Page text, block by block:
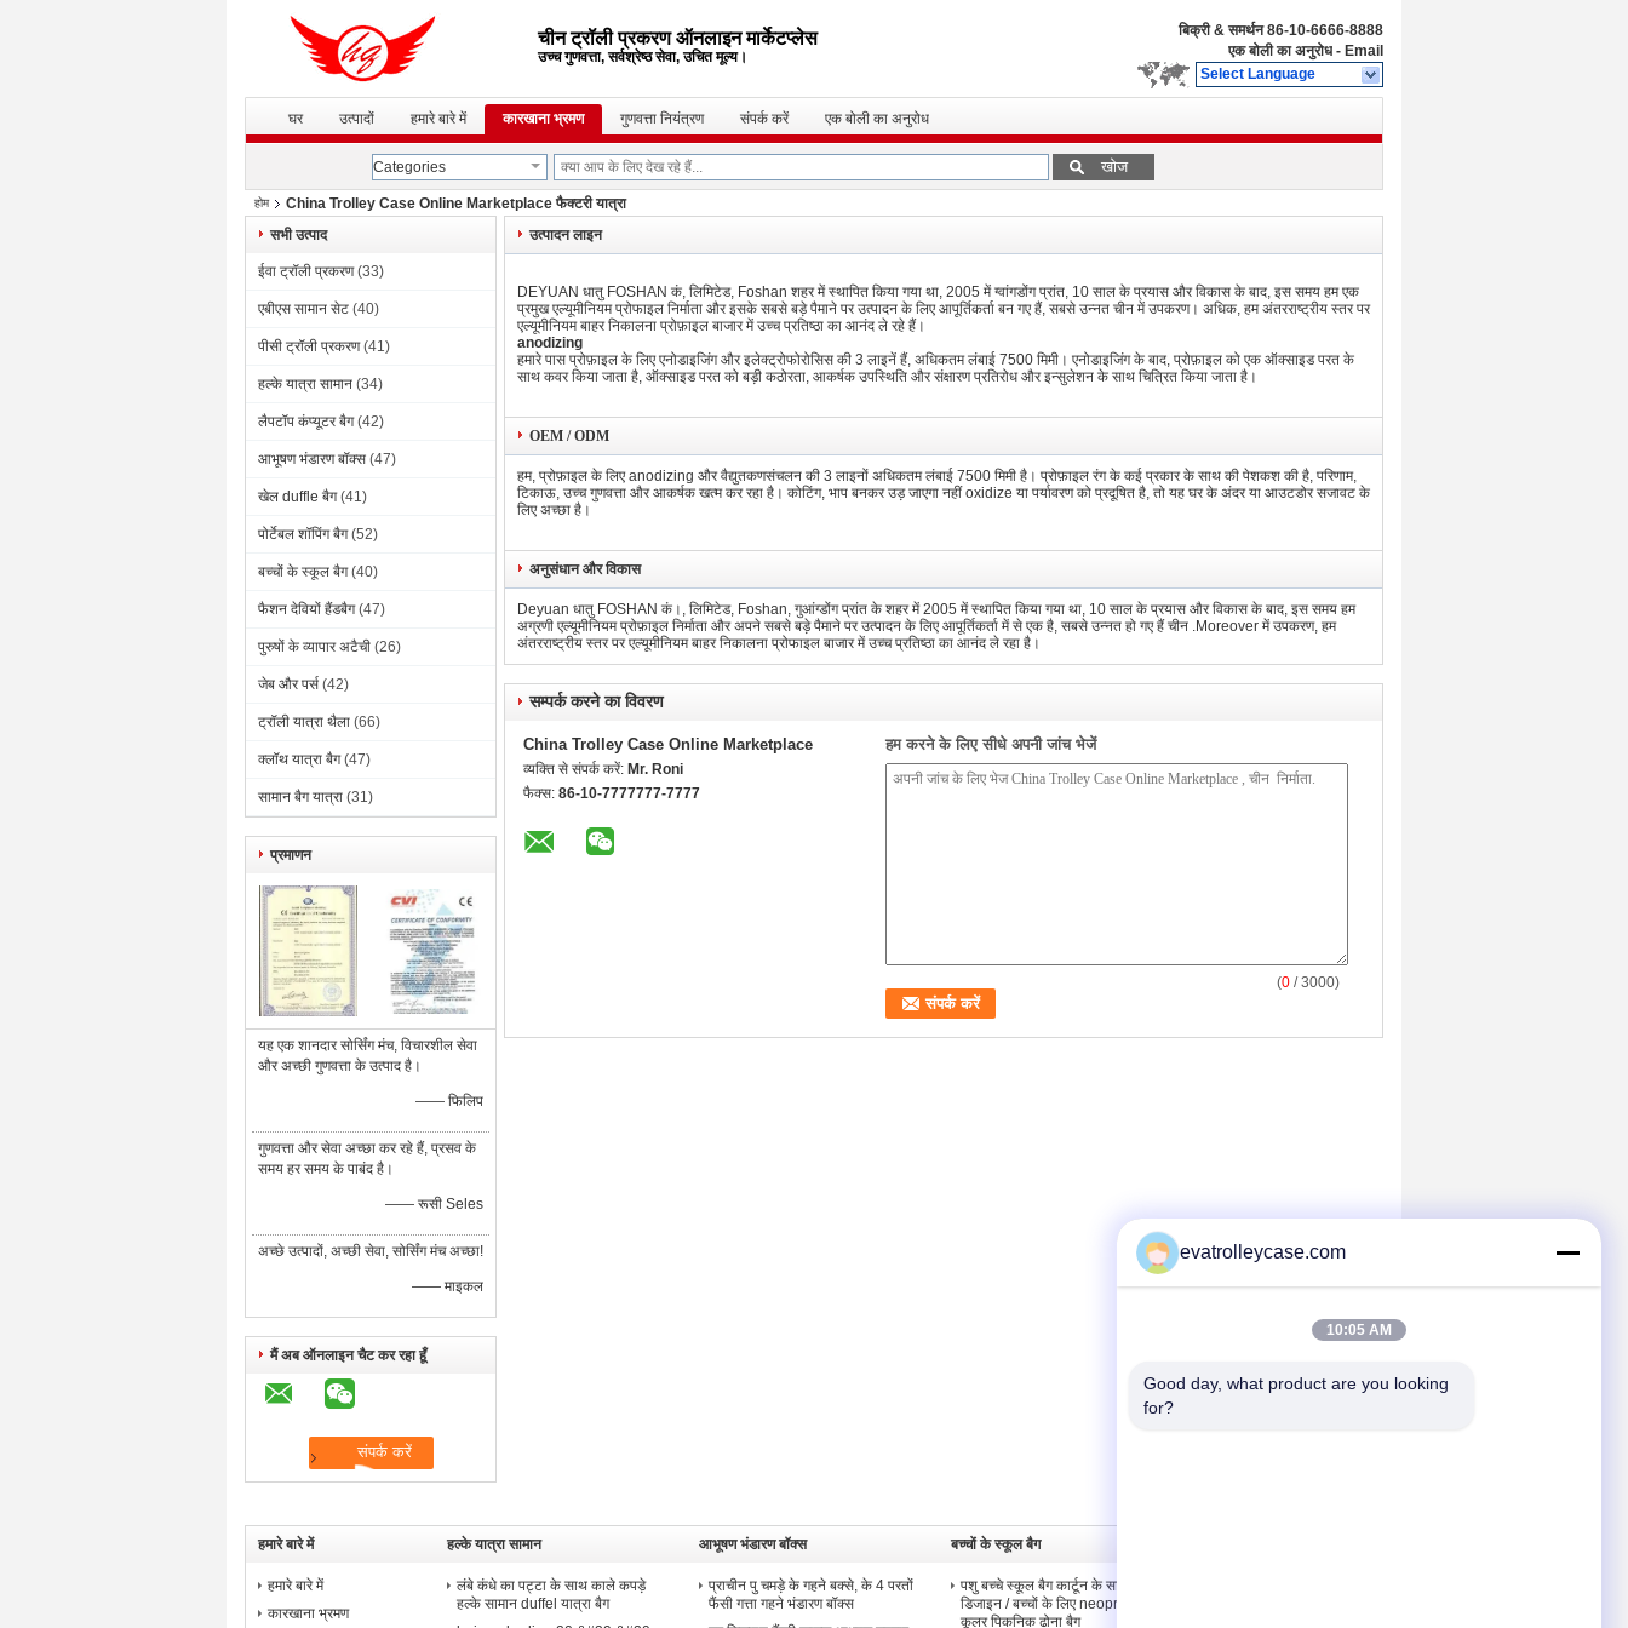
चीन ट्रॉली प्रकरण ऑनलाइन मार्केटप्लेस
उच्च गुणवत्ता, सर्वश्रेष्ठ सेवा, उचित मूल्य।
बिक्री & समर्थन86-10-6666-8888
एक बोली का अनुरोध - Email
Select Language
घर उत्पादों हमारे बारे में कारखाना भ्रमण गुणवत्ता नियंत्रण संपर्क करें एक बोली का अनुरोध
Categories खोज
होम
China Trolley Case Online Marketplace फैक्टरी यात्रा
सभी उत्पाद
ईवा ट्रॉली प्रकरण (33)
एबीएस सामान सेट (40)
पीसी ट्रॉली प्रकरण (41)
हल्के यात्रा सामान (34)
लैपटॉप कंप्यूटर बैग (42)
आभूषण भंडारण बॉक्स (47)
खेल duffle बैग (41)
पोर्टेबल शॉपिंग बैग (52)
बच्चों के स्कूल बैग (40)
फैशन देवियों हैंडबैग (47)
पुरुषों के व्यापार अटैची (26)
जेब और पर्स (42)
ट्रॉली यात्रा थैला (66)
क्लॉथ यात्रा बैग (47)
सामान बैग यात्रा (31)
प्रमाणन
यह एक शानदार सोर्सिंग मंच, विचारशील सेवा
और अच्छी गुणवत्ता के उत्पाद है।
—— फिलिप
गुणवत्ता और सेवा अच्छा कर रहे हैं, प्रसव के
समय हर समय के पाबंद है।
—— रूसी Seles
अच्छे उत्पादों, अच्छी सेवा, सोर्सिंग मंच अच्छा!
—— माइकल
मैं अब ऑनलाइन चैट कर रहा हूँ
उत्पादन लाइन
DEYUAN धातु FOSHAN कं, लिमिटेड, Foshan शहर में स्थापित किया गया था, 2005 में ग्वांगडोंग प्रांत, 10 साल के प्रयास और विकास के बाद, इस समय हम एक
प्रमुख एल्यूमीनियम प्रोफाइल निर्माता और इसके सबसे बड़े पैमाने पर उत्पादन के लिए आपूर्तिकर्ता बन गए हैं, सबसे उन्नत चीन में उपकरण। अधिक, हम अंतरराष्ट्रीय स्तर पर
एल्यूमीनियम बाहर निकालना प्रोफ़ाइल बाजार में उच्च प्रतिष्ठा का आनंद ले रहे हैं।
anodizing
हमारे पास प्रोफ़ाइल के लिए एनोडाइजिंग और इलेक्ट्रोफोरोसिस की 3 लाइनें हैं, अधिकतम लंबाई 7500 मिमी। एनोडाइजिंग के बाद, प्रोफ़ाइल को एक ऑक्साइड परत के
साथ कवर किया जाता है, ऑक्साइड परत को बड़ी कठोरता, आकर्षक उपस्थिति और संक्षारण प्रतिरोध और इन्सुलेशन के साथ चित्रित किया जाता है।
OEM / ODM
हम, प्रोफ़ाइल के लिए anodizing और वैद्युतकणसंचलन की 3 लाइनों अधिकतम लंबाई 7500 मिमी है। प्रोफ़ाइल रंग के कई प्रकार के साथ की पेशकश की है, परिणाम,
टिकाऊ, उच्च गुणवत्ता और आकर्षक खत्म कर रहा है। कोटिंग, भाप बनकर उड़ जाएगा नहीं oxidize या पर्यावरण को प्रदूषित है, तो यह घर के अंदर या आउटडोर सजावट के
लिए अच्छा है।
अनुसंधान और विकास
Deyuan धातु FOSHAN कं।, लिमिटेड, Foshan, गुआंग्डोंग प्रांत के शहर में 2005 में स्थापित किया गया था, 10 साल के प्रयास और विकास के बाद, इस समय हम
अग्रणी एल्यूमीनियम प्रोफ़ाइल निर्माता और अपने सबसे बड़े पैमाने पर उत्पादन के लिए आपूर्तिकर्ता में से एक है, सबसे उन्नत हो गए हैं चीन .Moreover में उपकरण, हम
अंतरराष्ट्रीय स्तर पर एल्यूमीनियम बाहर निकालना प्रोफाइल बाजार में उच्च प्रतिष्ठा का आनंद ले रहा है।
सम्पर्क करने का विवरण
China Trolley Case Online Marketplace
व्यक्ति से संपर्क करें: Mr. Roni
फैक्स: 86-10-7777777-7777
हम करने के लिए सीधे अपनी जांच भेजें
(0 / 3000)
हमारे बारे में
हमारे बारे में
कारखाना भ्रमण
हल्के यात्रा सामान
लंबे कंधे का पट्टा के साथ काले कपड़े
हल्के सामान duffel यात्रा बैग
आभूषण भंडारण बॉक्स
प्राचीन पु चमड़े के गहने बक्से, के 4 परतों
फैंसी गत्ता गहने भंडारण बॉक्स
बच्चों के स्कूल बैग
पशु बच्चे स्कूल बैग कार्टून के साथ
डिजाइन / बच्चों के लिए neoprene
कूलर पिकनिक ढोना बैग
evatrolleycase.com
10:05 AM
Good day, what product are you looking
for?